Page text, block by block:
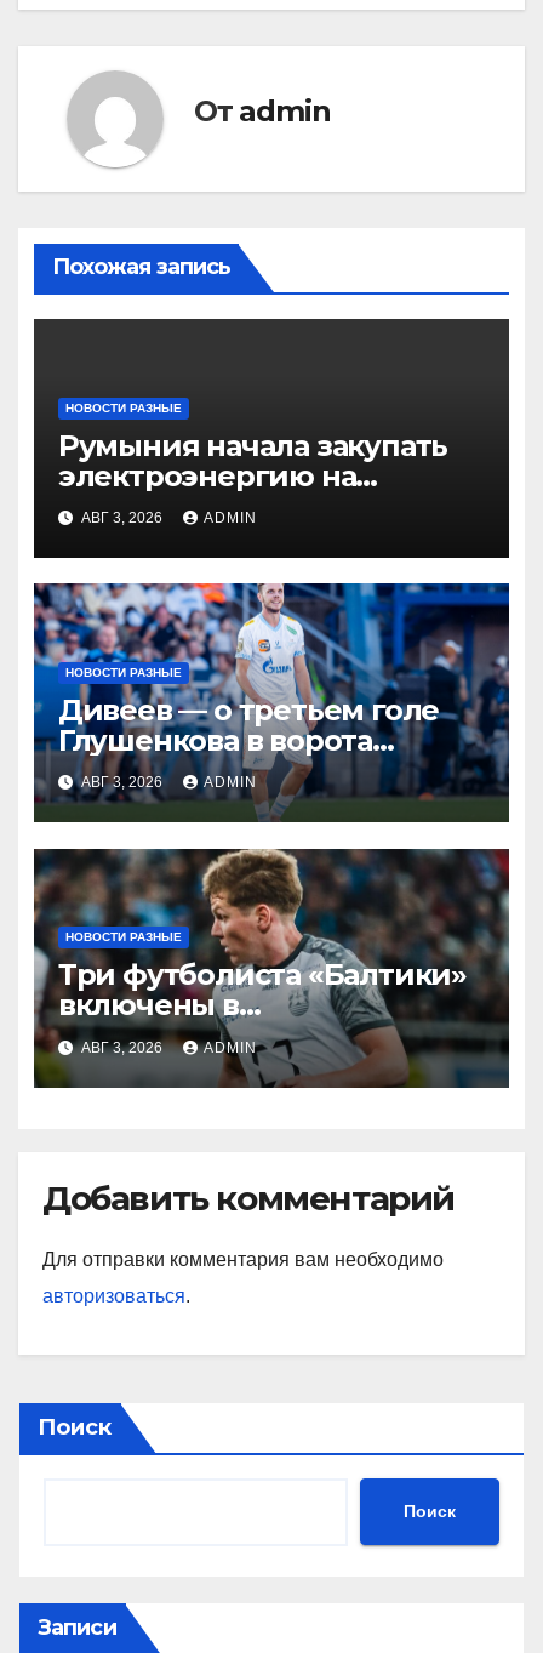
От admin
Похожая запись
НОВОСТИ РАЗНЫЕ
Румыния начала закупать
электроэнергию на
Украине из-за дефицита
АВГ 3, 2026 ADMIN
НОВОСТИ РАЗНЫЕ
Дивеев — о третьем голе
Глушенкова в ворота
«Оренбурга»: «Напомнил
Джону Джону, что
наигрывали в такой
ситуации»
АВГ 3, 2026 ADMIN
НОВОСТИ РАЗНЫЕ
Три футболиста «Балтики»
включены в
символическую сборную
2‑го тура РПЛ по версии
подписчиков МАТЧ
АВГ 3, 2026 ADMIN
Добавить комментарий
Для отправки комментария вам необходимо
авторизоваться.
Поиск
Поиск
Записи